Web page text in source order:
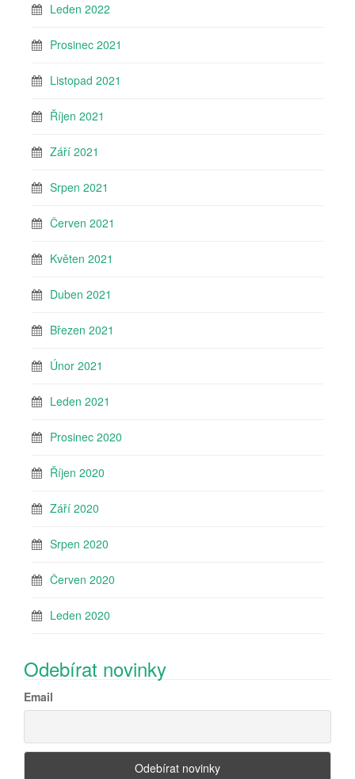
Leden 2022
Prosinec 2021
Listopad 2021
Říjen 2021
Září 2021
Srpen 2021
Červen 2021
Květen 2021
Duben 2021
Březen 2021
Únor 2021
Leden 2021
Prosinec 2020
Říjen 2020
Září 2020
Srpen 2020
Červen 2020
Leden 2020
Odebírat novinky
Email